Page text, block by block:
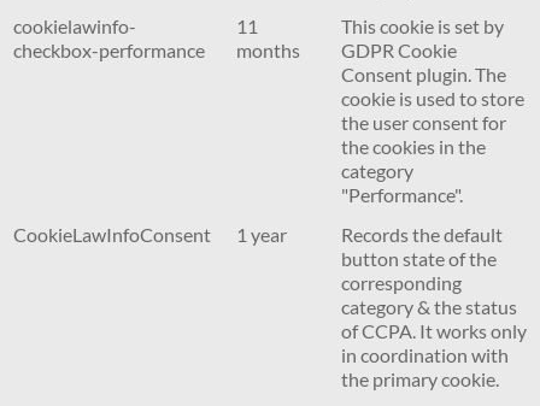
cookielawinfo-
checkbox-performance
11
months
This cookie is set by
GDPR Cookie
Consent plugin. The
cookie is used to store
the user consent for
the cookies in the
category
"Performance".
CookieLawInfoConsent
1 year
Records the default
button state of the
corresponding
category & the status
of CCPA. It works only
in coordination with
the primary cookie.